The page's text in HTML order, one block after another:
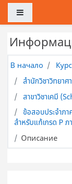
Перейти к
В начало
สำนักวิชาวิทยา
สาขาวิชาเคมี
ข้อสอบประจำภ
สำหรับแก้เกรด P
Описание